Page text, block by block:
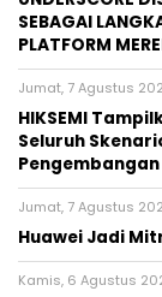
SEBAGAI
PLATFORM
Jumat, 7 Agustus
HIKSEMI
Seluruh
Jumat, 7 Agustus
Huawei Jadi
Kamis, 6 Agustus